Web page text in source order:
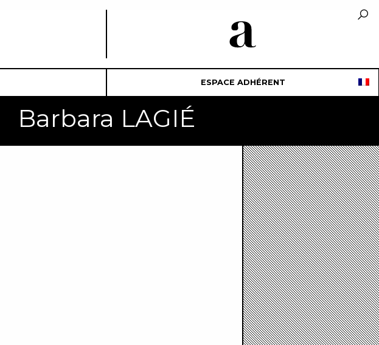
ESPACE ADHÉRENT
Barbara LAGIÉ